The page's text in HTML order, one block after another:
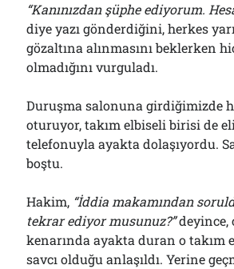
“Kanınızdan şüphe ediyorum.
diye yazı gönderdiğini, herkes
gözaltına alınmasını beklerken
olmadığını vurguladı.
Duruşma salonuna girdiğimizde
oturuyor, takım elbiseli birisi de
telefonuyla ayakta dolaşıyordu.
boştu.
Hakim, “İddia makamından
tekrar ediyor musunuz?”deyince,
kenarında ayakta duran o takım
savcı olduğu anlaşıldı. Yerine